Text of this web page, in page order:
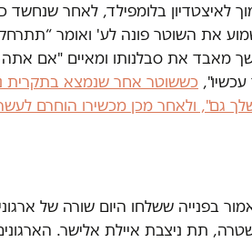
לאיצטדיון בלומפילד, לאחר שנחשד
את השוטר פונה לע' ואומר
מאבד את סבלנותו ומאיים "אם
כששוטר אחר שנמצא בתקרית
גם", ולאחר מכן מכשירו הוחרם
בפנייה ששלחו היום שורה של
תת ניצבת איילת אלישר.